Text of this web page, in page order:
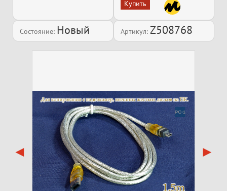
Состояние: Новый Артикул: Z508768